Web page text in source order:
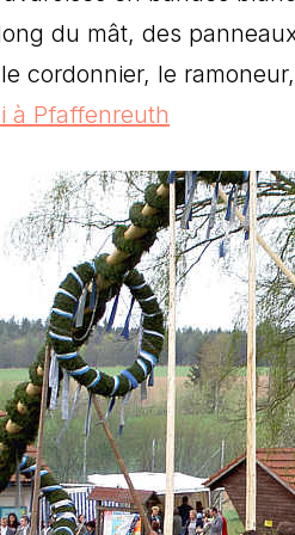
du mât, des
cordonnier, le
à Pfaffenreuth